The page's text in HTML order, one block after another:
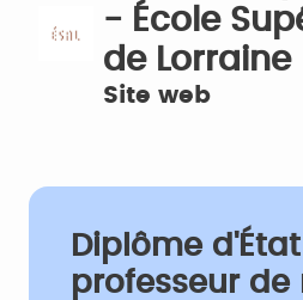
- École
de Lorraine
Site web
Diplôme
professeur de